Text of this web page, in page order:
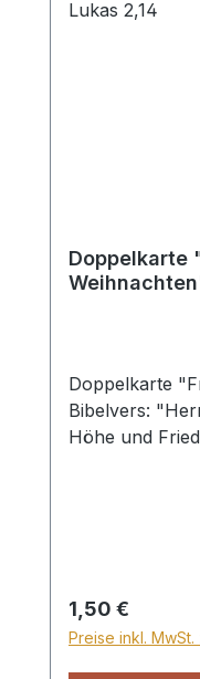
Doppelkarte
Doppelkarte
Bibelvers:
Höhe und
Regulärer Preis:
1,50 €
Preise inkl.